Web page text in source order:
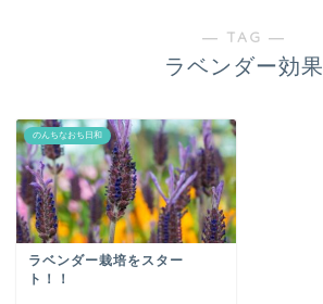
― TAG ―
ラベンダー効果
のんちなおち日和
ラベンダー栽培をスター
ト！！